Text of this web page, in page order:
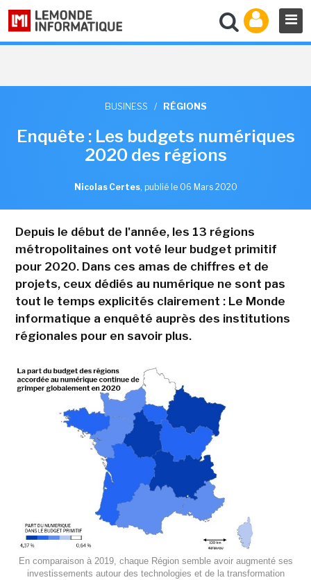
BUSINESS / RÉGIONS
Enquête : Les budgets numériques
2020 des régions
Nicolas Certes, publié le 06 Mars 2020
Depuis le début de l'année, les 13 régions
métropolitaines ont voté leur budget primitif
pour 2020. Dans ces amas de chiffres et de
projets, ceux dédiés au numérique ne sont pas
tout le temps explicités clairement : Le Monde
informatique a enquêté auprès des institutions
régionales pour en savoir plus.
En comparaison à 2019, chaque Région semble avoir augmenté ses
investissements autour des technologies et de la transformation